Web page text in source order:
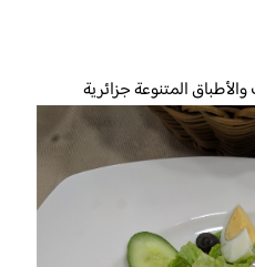
المتنوعة جزائرية